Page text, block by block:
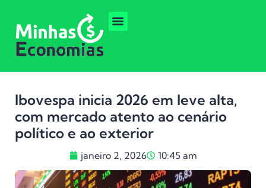
Ibovespa inicia 2026 em leve alta,
com mercado atento ao cenário
político e ao exterior
janeiro 2, 2026 10:45 am